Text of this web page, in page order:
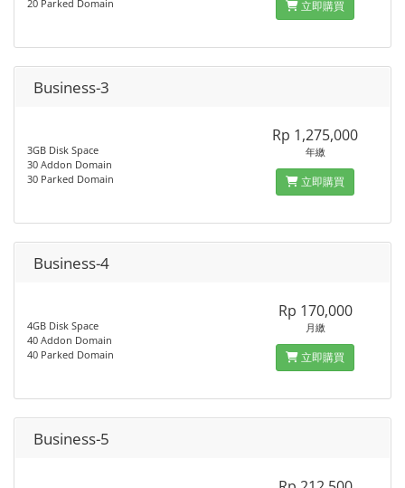
20 Parked Domain
立即購買
Business-3
3GB Disk Space
30 Addon Domain
30 Parked Domain
Rp 1,275,000
年繳
立即購買
Business-4
4GB Disk Space
40 Addon Domain
40 Parked Domain
Rp 170,000
月繳
立即購買
Business-5